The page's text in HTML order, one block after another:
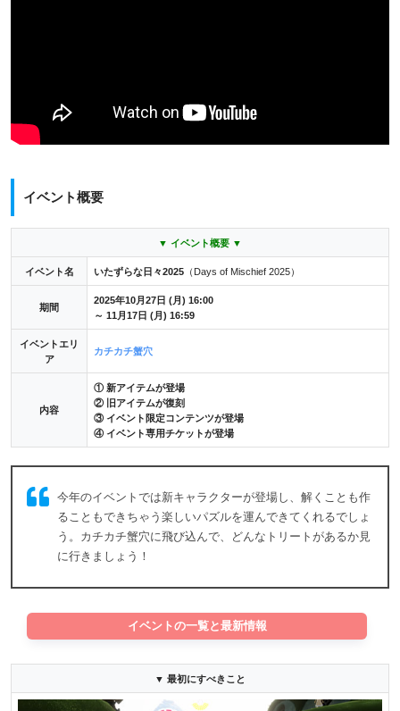
イベント概要
▼ イベント概要 ▼
イベント名 いたずらな日々2025 （Days of Mischief 2025）
期間
2025年10月27日 (月) 16:00
～ 11月17日 (月) 16:59
イベントエリ
ア
カチカチ蟹穴
内容
① 新アイテムが登場
② 旧アイテムが復刻
③ イベント限定コンテンツが登場
④ イベント専用チケットが登場
今年のイベントでは新キャラクターが登場し、解くことも作
ることもできちゃう楽しいパズルを運んできてくれるでしょ
う。カチカチ蟹穴に飛び込んで、どんなトリートがあるか見
に行きましょう！
イベントの一覧と最新情報
▼ 最初にすべきこと